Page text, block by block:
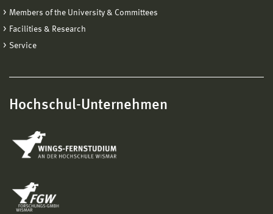
Members of the University & Committees
Facilities & Research
Service
Hochschul-Unternehmen